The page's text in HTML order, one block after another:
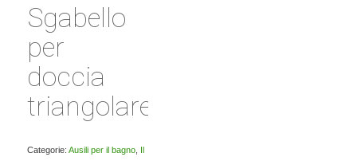
Sgabello
per
doccia
triangolare
Categorie: Ausili per il bagno, Il